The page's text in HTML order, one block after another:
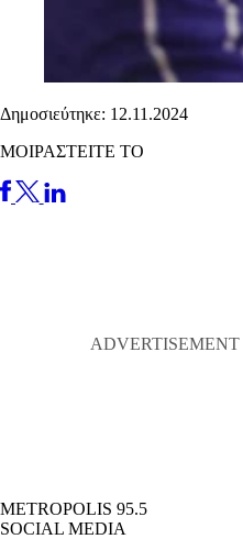
Δημοσιεύτηκε: 12.11.2024
ΜΟΙΡΑΣΤΕΙΤΕ ΤΟ
METROPOLIS 95.5
SOCIAL MEDIA